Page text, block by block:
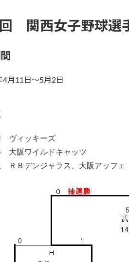
関西女子野球選
月11日～5月2日
ィッキーズ
阪ワイルドキャッツ
Ｂデンジャラス、大阪アッフェ